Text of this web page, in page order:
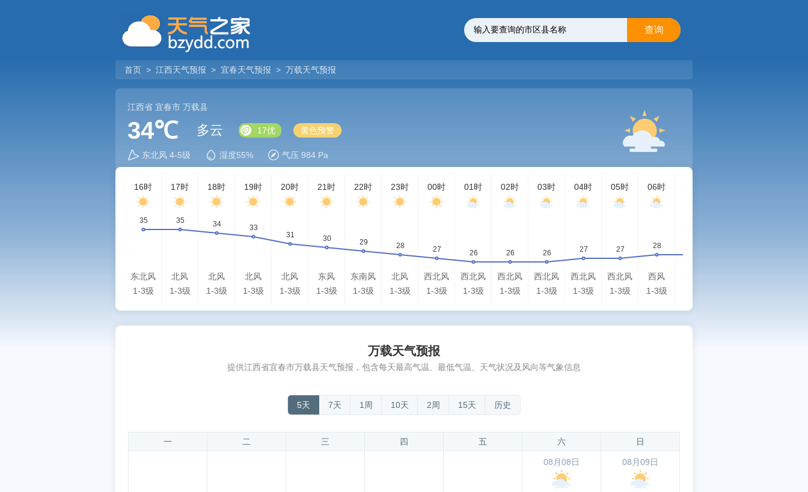
查询
首页 > 江西天气预报 > 宜春天气预报 > 万载天气预报
江西省 宜春市 万载县
34℃ 多云 17优 黄色预警
东北风 4-5级 湿度55% 气压 984 Pa
16时
东北风
1-3级
17时
北风
1-3级
18时
北风
1-3级
19时
北风
1-3级
20时
北风
1-3级
21时
东风
1-3级
22时
东南风
1-3级
23时
北风
1-3级
00时
西北风
1-3级
01时
西北风
1-3级
02时
西北风
1-3级
03时
西北风
1-3级
04时
西北风
1-3级
05时
西北风
1-3级
06时
西风
1-3级
万载天气预报
提供江西省宜春市万载县天气预报，包含每天最高气温、最低气温、天气状况及风向等气象信息
5天 7天 1周 10天 2周 15天 历史
一 二 三 四 五 六 日
08月08日 08月09日